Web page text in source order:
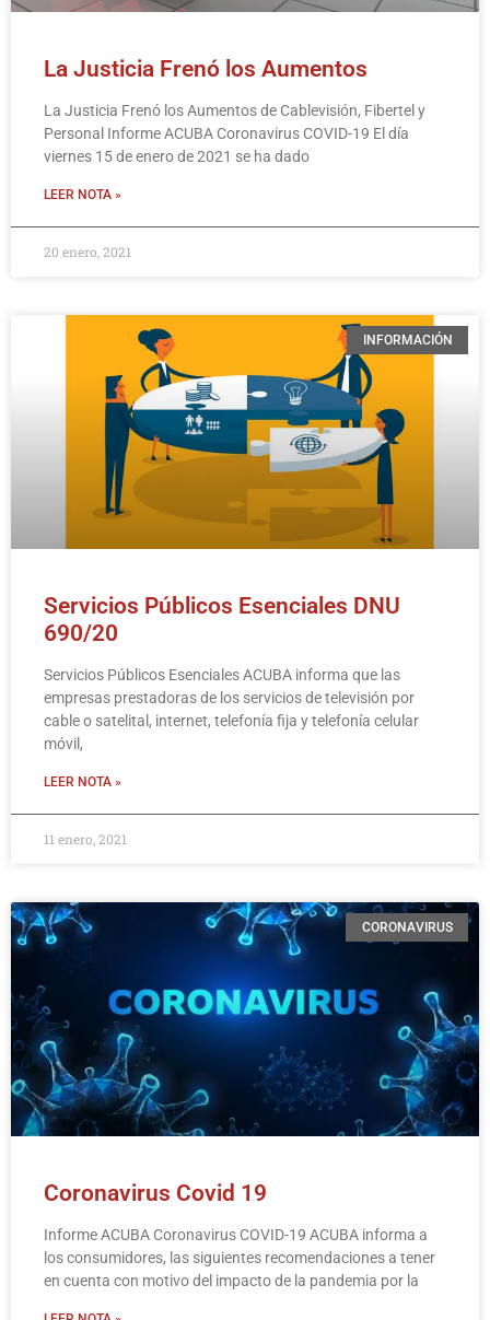
La Justicia Frenó los Aumentos
La Justicia Frenó los Aumentos de Cablevisión, Fibertel y
Personal Informe ACUBA Coronavirus COVID-19 El día
viernes 15 de enero de 2021 se ha dado
LEER NOTA »
20 enero, 2021
INFORMACIÓN
Servicios Públicos Esenciales DNU
690/20
Servicios Públicos Esenciales ACUBA informa que las
empresas prestadoras de los servicios de televisión por
cable o satelital, internet, telefonía fija y telefonía celular
móvil,
LEER NOTA »
11 enero, 2021
CORONAVIRUS
Coronavirus Covid 19
Informe ACUBA Coronavirus COVID-19 ACUBA informa a
los consumidores, las siguientes recomendaciones a tener
en cuenta con motivo del impacto de la pandemia por la